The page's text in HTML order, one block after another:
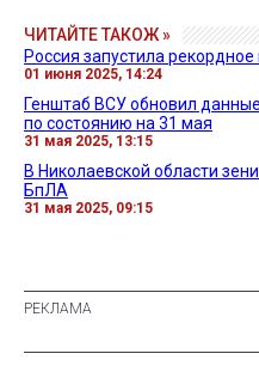
ЧИТАЙТЕ ТАКОЖ »
Россия запустила
01 июня 2025, 14:24
Генштаб ВСУ обновил
по состоянию на 31 мая
31 мая 2025, 13:15
В Николаевской области
БпЛА
31 мая 2025, 09:15